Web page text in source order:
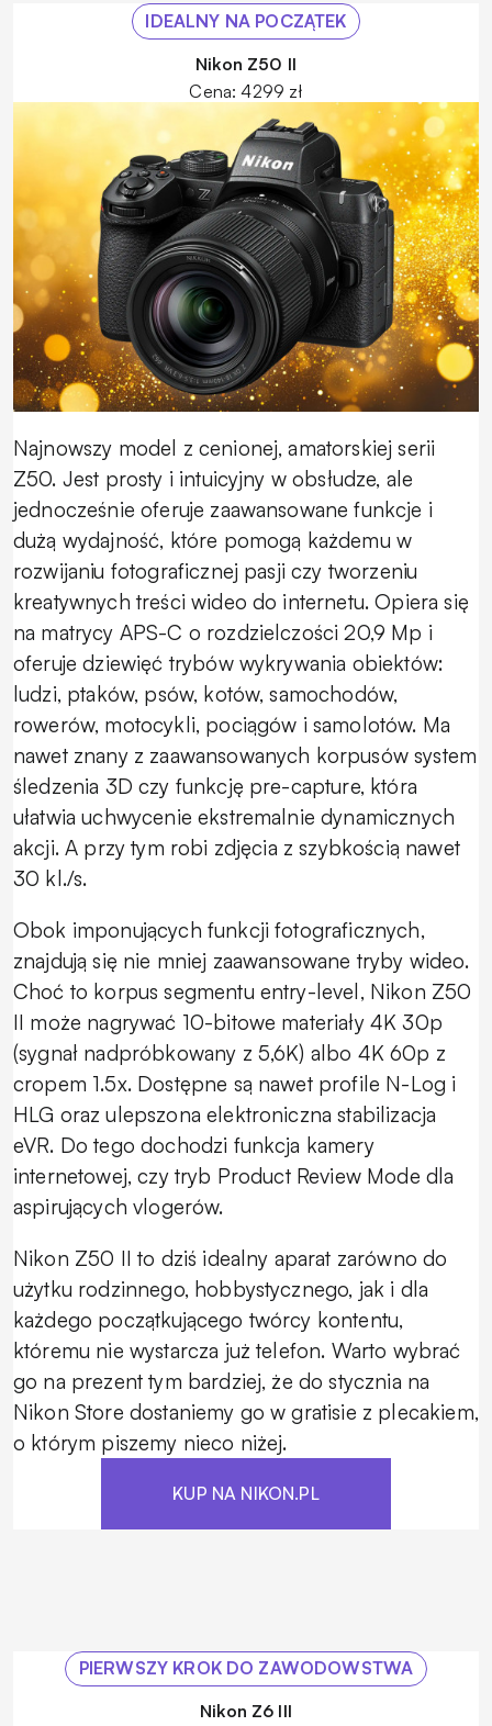
IDEALNY NA POCZĄTEK
Nikon Z50 II
Cena: 4299 zł
Najnowszy model z cenionej, amatorskiej serii
Z50. Jest prosty i intuicyjny w obsłudze, ale
jednocześnie oferuje zaawansowane funkcje i
dużą wydajność, które pomogą każdemu w
rozwijaniu fotograficznej pasji czy tworzeniu
kreatywnych treści wideo do internetu. Opiera się
na matrycy APS-C o rozdzielczości 20,9 Mp i
oferuje dziewięć trybów wykrywania obiektów:
ludzi, ptaków, psów, kotów, samochodów,
rowerów, motocykli, pociągów i samolotów. Ma
nawet znany z zaawansowanych korpusów system
śledzenia 3D czy funkcję pre-capture, która
ułatwia uchwycenie ekstremalnie dynamicznych
akcji. A przy tym robi zdjęcia z szybkością nawet
30 kl./s.
Obok imponujących funkcji fotograficznych,
znajdują się nie mniej zaawansowane tryby wideo.
Choć to korpus segmentu entry-level, Nikon Z50
II może nagrywać 10-bitowe materiały 4K 30p
(sygnał nadpróbkowany z 5,6K) albo 4K 60p z
cropem 1.5x. Dostępne są nawet profile N-Log i
HLG oraz ulepszona elektroniczna stabilizacja
eVR. Do tego dochodzi funkcja kamery
internetowej, czy tryb Product Review Mode dla
aspirujących vlogerów.
Nikon Z50 II to dziś idealny aparat zarówno do
użytku rodzinnego, hobbystycznego, jak i dla
każdego początkującego twórcy kontentu,
któremu nie wystarcza już telefon. Warto wybrać
go na prezent tym bardziej, że do stycznia na
Nikon Store dostaniemy go w gratisie z plecakiem,
o którym piszemy nieco niżej.
KUP NA NIKON.PL
PIERWSZY KROK DO ZAWODOWSTWA
Nikon Z6 III